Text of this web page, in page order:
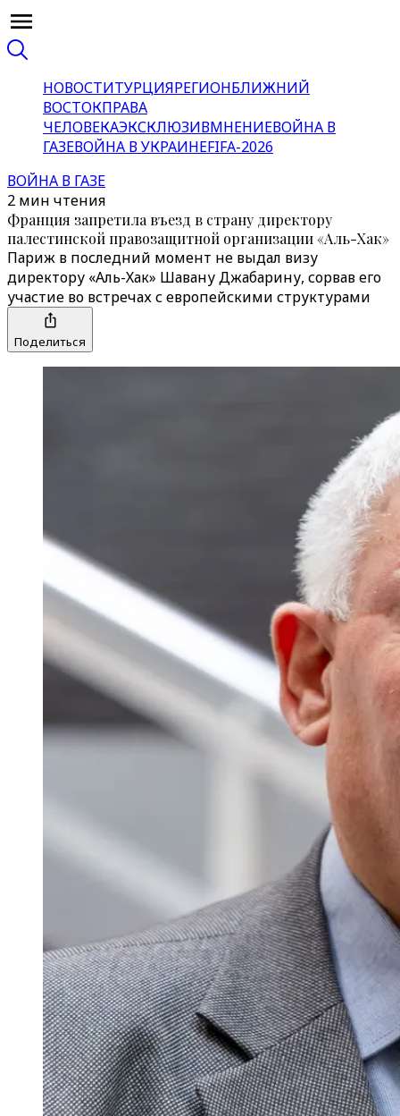
НОВОСТИТУРЦИЯРЕГИОНБЛИЖНИЙ
ВОСТОКПРАВА
ЧЕЛОВЕКАЭКСКЛЮЗИВМНЕНИЕВОЙНА В
ГАЗЕВОЙНА В УКРАИНЕFIFA-2026
ВОЙНА В ГАЗЕ
2 мин чтения
Франция запретила въезд в страну директору
палестинской правозащитной организации «Аль-Хак»
Париж в последний момент не выдал визу
директору «Аль-Хак» Шавану Джабарину, сорвав его
участие во встречах с европейскими структурами
Поделиться